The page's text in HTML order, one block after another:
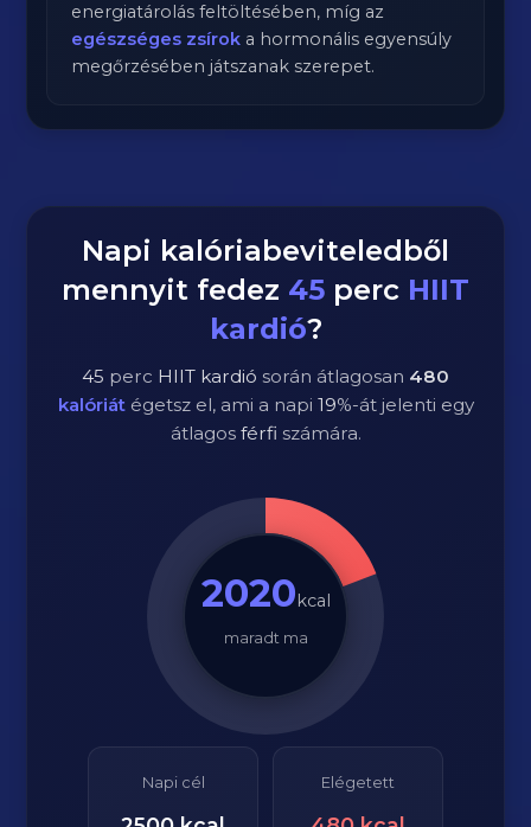
energiatárolás feltöltésében, míg az
egészséges zsírok a hormonális egyensúly
megőrzésében játszanak szerepet.
Napi kalóriabeviteledből
mennyit fedez 45 perc HIIT
kardió?
45 perc HIIT kardió során átlagosan 480
kalóriátégetsz el, ami a napi 19%-át jelenti egy
átlagos férfi számára.
2020kcal
maradt ma
Napi cél Elégetett